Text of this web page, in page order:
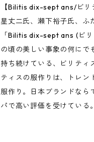
【Bilitis dix-sept ans/ビリ
星丈二氏、瀬下裕子氏、ふ
「Bilitis dix-sept ans (ビ
の頃の美しい事象の何にで
持ち続けている、ビリティ
ティスの服作りは、トレン
服作り。日本ブランドなら
パで高い評価を受けている。